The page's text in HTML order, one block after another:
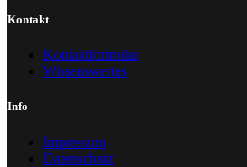
Kontakt
Kontaktformular
Wissenswertes
Info
Impressum
Datenschutz